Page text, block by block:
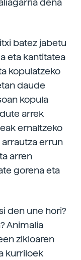
dena
batez jabetu
eta kantitatea
kopulatzeko
daude
kopula
arrek
ernaltzeko
errun
arren
gorena eta
den une hori?
Animalia
zikloaren
kurriloek